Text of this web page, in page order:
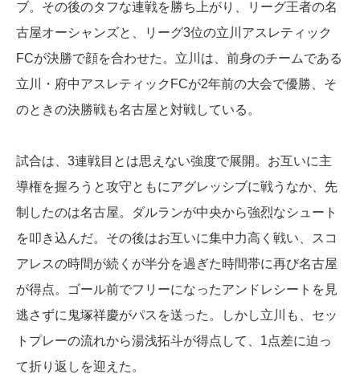
ブ。その後のタフな連戦を勝ち上がり、リーグ王者の名
古屋オーシャンズと、リーグ3位の立川アスレティック
FCが決勝で顔を合わせた。立川は、前身のチームである
立川・府中アスレティックFCが2年前の大会で優勝、そ
のときの決勝戦も名古屋と対戦している。
試合は、3連戦目とは思えない強度で展開。お互いに主
導権を握ろうと攻守ともにアグレッシブに戦うなか、先
制したのは名古屋。ダルランが中央から強烈なシュート
を叩き込んだ。その後はお互いに集中力高く戦い、スコ
アレスの時間が続くが半分を過ぎた時間帯に再び名古屋
が得点。ゴール前でフリーになったアンドレシートを見
逃さずに鬼塚祥慶がパスを送った。しかし立川も、セッ
トプレーの流れから湯浅拓斗が得点して、1点差に迫っ
て折り返しを迎えた。